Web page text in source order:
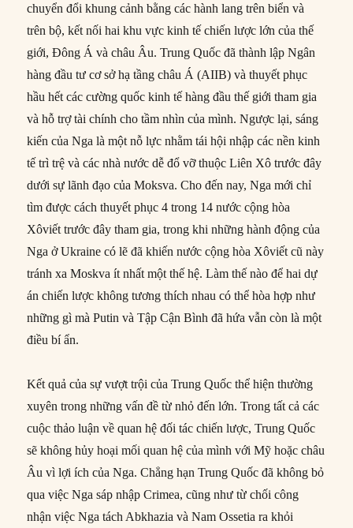
chuyển đổi khung cảnh bằng các hành lang trên biển và
trên bộ, kết nối hai khu vực kinh tế chiến lược lớn của thế
giới, Đông Á và châu Âu. Trung Quốc đã thành lập Ngân
hàng đầu tư cơ sở hạ tầng châu Á (AIIB) và thuyết phục
hầu hết các cường quốc kinh tế hàng đầu thế giới tham gia
và hỗ trợ tài chính cho tầm nhìn của mình. Ngược lại, sáng
kiến của Nga là một nỗ lực nhằm tái hội nhập các nền kinh
tế trì trệ và các nhà nước dễ đổ vỡ thuộc Liên Xô trước đây
dưới sự lãnh đạo của Moksva. Cho đến nay, Nga mới chỉ
tìm được cách thuyết phục 4 trong 14 nước cộng hòa
Xôviết trước đây tham gia, trong khi những hành động của
Nga ở Ukraine có lẽ đã khiến nước cộng hòa Xôviết cũ này
tránh xa Moskva ít nhất một thế hệ. Làm thế nào để hai dự
án chiến lược không tương thích nhau có thể hòa hợp như
những gì mà Putin và Tập Cận Bình đã hứa vẫn còn là một
điều bí ẩn.
Kết quả của sự vượt trội của Trung Quốc thể hiện thường
xuyên trong những vấn đề từ nhỏ đến lớn. Trong tất cả các
cuộc thảo luận về quan hệ đối tác chiến lược, Trung Quốc
sẽ không hủy hoại mối quan hệ của mình với Mỹ hoặc châu
Âu vì lợi ích của Nga. Chẳng hạn Trung Quốc đã không bỏ
qua việc Nga sáp nhập Crimea, cũng như từ chối công
nhận việc Nga tách Abkhazia và Nam Ossetia ra khỏi